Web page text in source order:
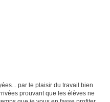
par le plaisir du travail bien
prouvant que les élèves ne